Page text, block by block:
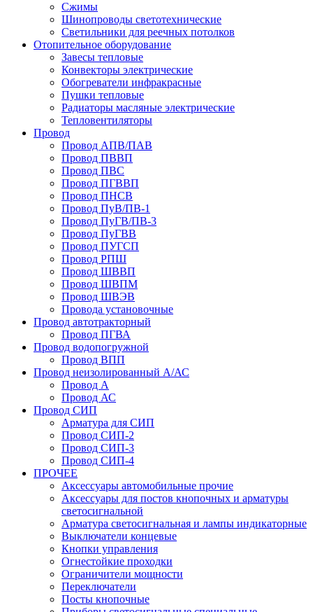
Сжимы
Шинопроводы светотехнические
Светильники для реечных потолков
Отопительное оборудование
Завесы тепловые
Конвекторы электрические
Обогреватели инфракрасные
Пушки тепловые
Радиаторы масляные электрические
Тепловентиляторы
Провод
Провод АПВ/ПАВ
Провод ПВВП
Провод ПВС
Провод ПГВВП
Провод ПНСВ
Провод ПуВ/ПВ-1
Провод ПуГВ/ПВ-3
Провод ПуГВВ
Провод ПУГСП
Провод РПШ
Провод ШВВП
Провод ШВПМ
Провод ШВЭВ
Провода установочные
Провод автотракторный
Провод ПГВА
Провод водопогружной
Провод ВПП
Провод неизолированный А/АС
Провод А
Провод АС
Провод СИП
Арматура для СИП
Провод СИП-2
Провод СИП-3
Провод СИП-4
ПРОЧЕЕ
Аксессуары автомобильные прочие
Аксессуары для постов кнопочных и арматуры
светосигнальной
Арматура светосигнальная и лампы индикаторные
Выключатели концевые
Кнопки управления
Огнестойкие проходки
Ограничители мощности
Переключатели
Посты кнопочные